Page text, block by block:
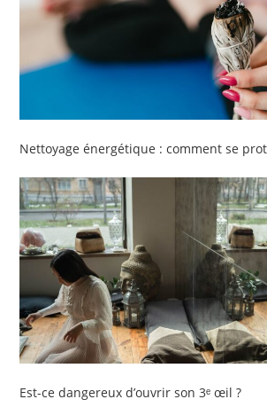
Nettoyage énergétique : comment se
Est-ce dangereux d’ouvrir son 3ᵉ œil ?